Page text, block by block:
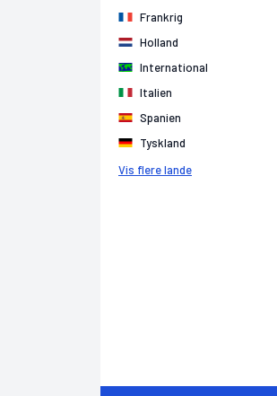
Frankrig
Holland
International
Italien
Spanien
Tyskland
Vis flere lande